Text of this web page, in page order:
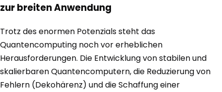
zur breiten Anwendung
Trotz des enormen Potenzials steht das
Quantencomputing noch vor erheblichen
Herausforderungen. Die Entwicklung von stabilen und
skalierbaren Quantencomputern, die Reduzierung von
Fehlern (Dekohärenz) und die Schaffung einer